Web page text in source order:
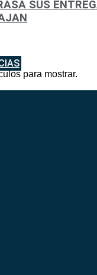
SUS
para mostrar.